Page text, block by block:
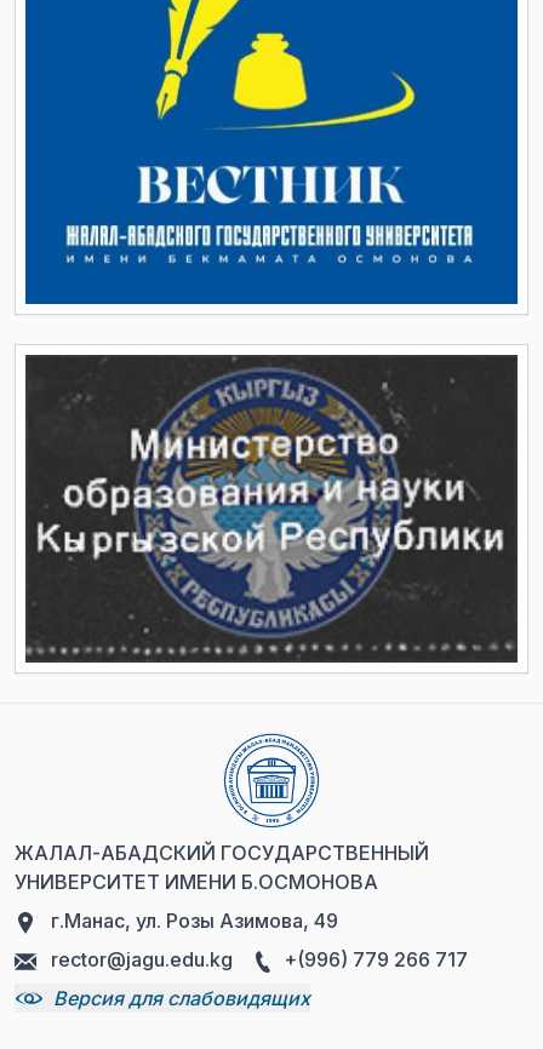
ЖАЛАЛ-АБАДСКИЙ ГОСУДАРСТВЕННЫЙ
УНИВЕРСИТЕТ ИМЕНИ Б.ОСМОНОВА
г.Манас, ул. Розы Азимова, 49
rector@jagu.edu.kg
+(996) 779 266 717
Версия для слабовидящих